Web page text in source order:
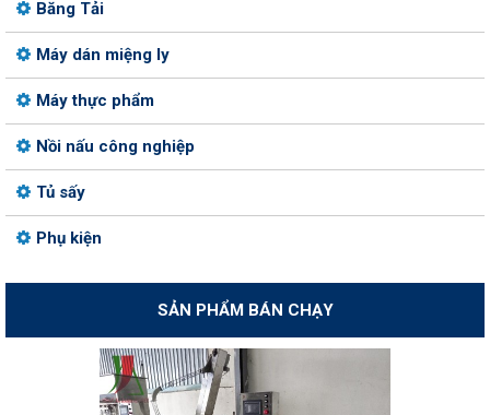
Băng Tải
Máy dán miệng ly
Máy thực phẩm
Nồi nấu công nghiệp
Tủ sấy
Phụ kiện
SẢN PHẨM BÁN CHẠY